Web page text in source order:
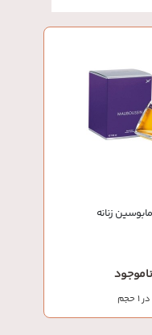
زنانه
ناموجود
در 1 حجم